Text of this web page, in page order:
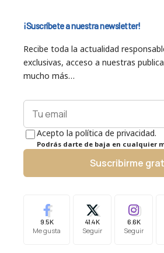
¡Suscríbete a nuestra newsletter!
Recibe toda la actualidad
exclusivas, acceso a nuestras
mucho más…
Acepto la política de privacidad.
Podrás darte de baja en cualquier
Suscribirme
9.5K
Me gusta
41.4K
Seguir
6.6K
Seguir